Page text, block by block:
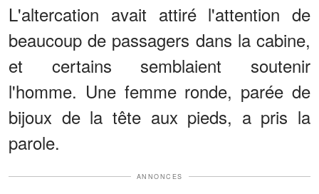
L'altercation avait attiré l'attention de
beaucoup de passagers dans la cabine,
et certains semblaient soutenir
l'homme. Une femme ronde, parée de
bijoux de la tête aux pieds, a pris la
parole.
ANNONCES